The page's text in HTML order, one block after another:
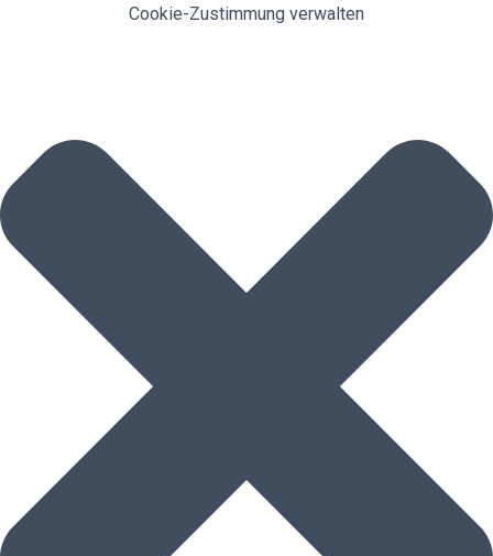
Cookie-Zustimmung verwalten